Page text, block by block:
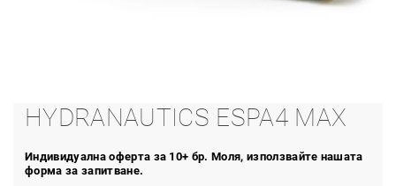
HYDRANAUTICS ESPA4 MAX
Индивидуална оферта за 10+ бр. Моля, използвайте нашата
форма за запитване.